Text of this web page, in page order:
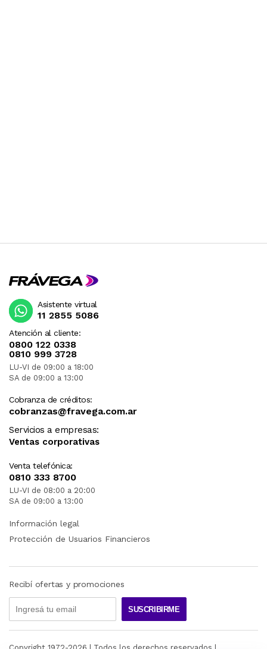
Atención al cliente:
0800 122 0338
0810 999 3728
LU-VI de 09:00 a 18:00
SA de 09:00 a 13:00
Cobranza de créditos:
cobranzas@fravega.com.ar
Servicios a empresas:
Ventas corporativas
Venta telefónica:
0810 333 8700
LU-VI de 08:00 a 20:00
SA de 09:00 a 13:00
Asistente virtual
11 2855 5086
Información legal
Protección de Usuarios Financieros
Recibí ofertas y promociones
SUSCRIBIRME